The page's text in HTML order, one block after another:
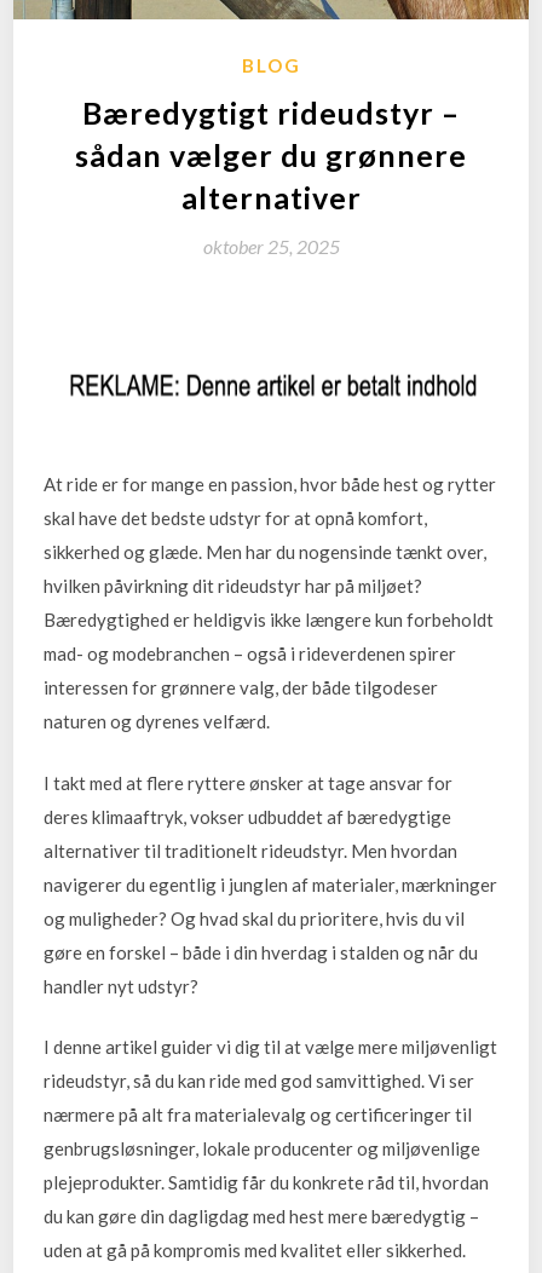
BLOG
Bæredygtigt rideudstyr –
sådan vælger du grønnere
alternativer
oktober 25, 2025
At ride er for mange en passion, hvor både hest og rytter
skal have det bedste udstyr for at opnå komfort,
sikkerhed og glæde. Men har du nogensinde tænkt over,
hvilken påvirkning dit rideudstyr har på miljøet?
Bæredygtighed er heldigvis ikke længere kun forbeholdt
mad- og modebranchen – også i rideverdenen spirer
interessen for grønnere valg, der både tilgodeser
naturen og dyrenes velfærd.
I takt med at flere ryttere ønsker at tage ansvar for
deres klimaaftryk, vokser udbuddet af bæredygtige
alternativer til traditionelt rideudstyr. Men hvordan
navigerer du egentlig i junglen af materialer, mærkninger
og muligheder? Og hvad skal du prioritere, hvis du vil
gøre en forskel – både i din hverdag i stalden og når du
handler nyt udstyr?
I denne artikel guider vi dig til at vælge mere miljøvenligt
rideudstyr, så du kan ride med god samvittighed. Vi ser
nærmere på alt fra materialevalg og certificeringer til
genbrugsløsninger, lokale producenter og miljøvenlige
plejeprodukter. Samtidig får du konkrete råd til, hvordan
du kan gøre din dagligdag med hest mere bæredygtig –
uden at gå på kompromis med kvalitet eller sikkerhed.